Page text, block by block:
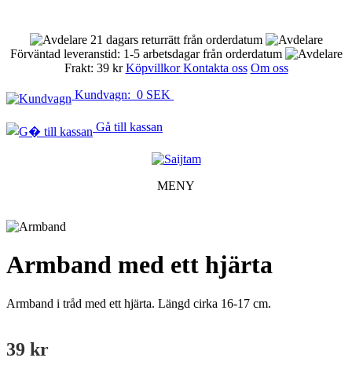
21 dagars returrätt från orderdatum
Förväntad leveranstid: 1-5 arbetsdagar från orderdatum
Frakt: 39 krKöpvillkorKontakta oss Om oss
Kundvagn: 0 SEK
Gå till kassan
MENY
Armband med ett hjärta
Armband i tråd med ett hjärta. Längd cirka 16-17 cm.
39 kr